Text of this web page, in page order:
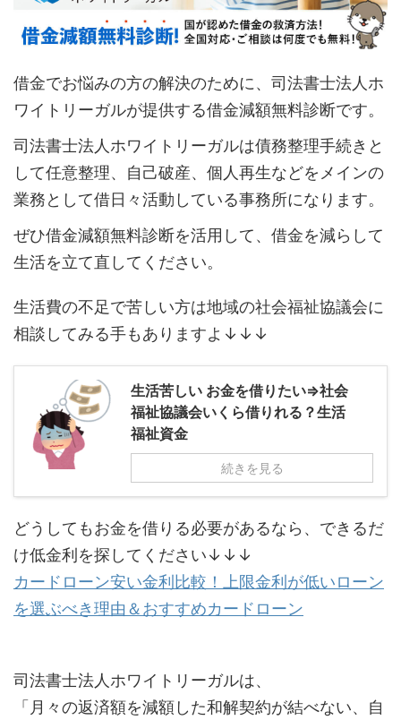
借金でお悩みの方の解決のために、司法書士法人ホ
ワイトリーガルが提供する借金減額無料診断です。
司法書士法人ホワイトリーガルは債務整理手続きと
して任意整理、自己破産、個人再生などをメインの
業務として借日々活動している事務所になります。
ぜひ借金減額無料診断を活用して、借金を減らして
生活を立て直してください。
生活費の不足で苦しい方は地域の社会福祉協議会に
相談してみる手もありますよ↓↓↓
生活苦しい お金を借りたい⇒社会
福祉協議会いくら借りれる？生活
福祉資金
続きを見る
どうしてもお金を借りる必要があるなら、できるだ
け低金利を探してください↓↓↓
カードローン安い金利比較！上限金利が低いローン
を選ぶべき理由＆おすすめカードローン
司法書士法人ホワイトリーガルは、
「月々の返済額を減額した和解契約が結べない、自